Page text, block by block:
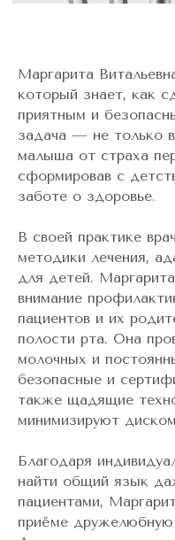
Маргарита
который знает, как
приятным и
задача — не только
малыша от страха
сформировав с
заботе о здоровье.
В своей практике
методики лечения,
для детей.
внимание
пациентов и их
полости рта. Она
молочных и
безопасные и
также щадящие
минимизируют
Благодаря
найти общий язык
пациентами,
приёме